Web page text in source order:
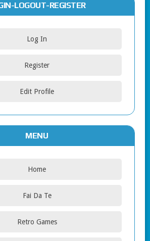
LOGOUT-REGISTER
Log In
Register
Edit Profile
MENU
Home
Fai Da Te
Retro Games